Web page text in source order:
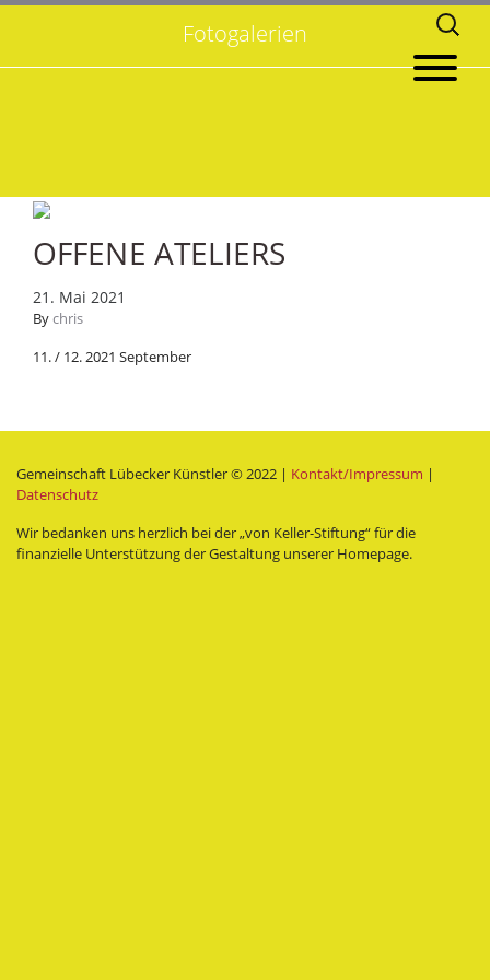
Suchen
nach:
Fotogalerien
OFFENE ATELIERS
21. Mai 2021
Bychris
11. / 12. 2021 September
Gemeinschaft Lübecker Künstler © 2022 | Kontakt/Impressum |
Datenschutz
Wir bedanken uns herzlich bei der „von Keller-Stiftung“ für die
finanzielle Unterstützung der Gestaltung unserer Homepage.